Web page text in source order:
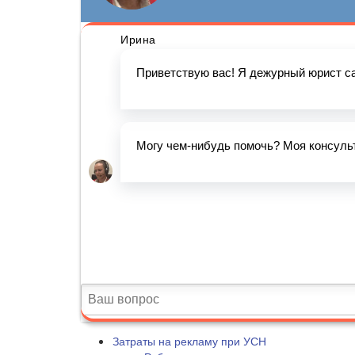
Затраты на рекламу при УСН